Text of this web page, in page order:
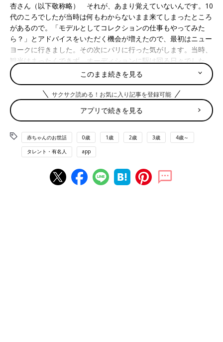
杏さん（以下敬称略） それが、あまり覚えていないんです。10
代のころでしたが当時は何もわからないまま来てしまったところ
があるので。「モデルとしてコレクションの仕事もやってみた
ら？」とアドバイスをいただく機会が増えたので、最初はニュー
ヨークに行きました。その次にパリに行った気がします。当時、
観光はまったくできず、オーディションに駆け回る日々でした。
ごはんをゆっくり食べる時間もありませんでしたが、唯一クロワ
ッサンがとってもおいしかったことは覚えています。
でも実は、今でもエッフェル塔には上ったことがありません･･･
(笑)
杏 凱旋門は一昨年に上りましたが、エッフェル塔はまだないで
す。観光ではなく生活をしているとそんな感じかも…。
――フランス語はいつから学んでいるのでしょうか？
このまま続きを見る
サクサク読める！お気に入り記事を登録可能
アプリで続きを見る
赤ちゃんのお世話 0歳 1歳 2歳 3歳 4歳～
タレント・有名人 app